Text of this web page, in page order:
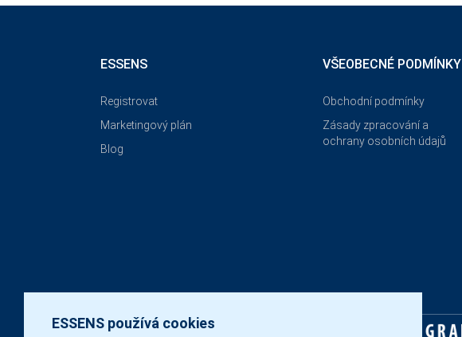
ESSENS používá cookies
ESSENS
Registrovat
Marketingový plán
Blog
VŠEOBECNÉ PODMÍNKY
Obchodní podmínky
Zásady zpracování a
ochrany osobních údajů